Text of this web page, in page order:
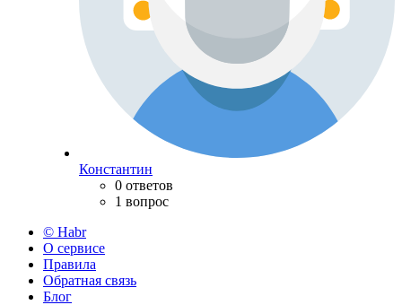
Константин
0 ответов
1 вопрос
© Habr
О сервисе
Правила
Обратная связь
Блог